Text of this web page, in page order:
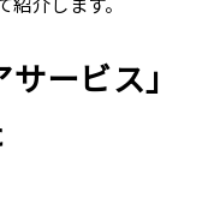
ービス」